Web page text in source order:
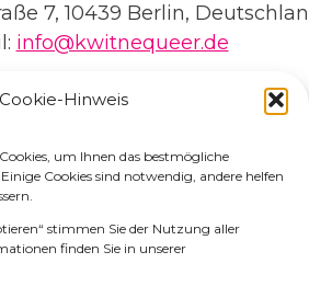
Cookie-Hinweis
um Ihnen das bestmögliche
Cookies sind notwendig, andere helfen
stimmen Sie der Nutzung aller
finden Sie in unserer
7, 10439 Berlin,
info@kwitnequeer.de